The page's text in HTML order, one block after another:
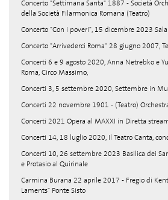
Concerto "Settimana Santa" 1887 - Società
della Società Filarmonica Romana (Teatro)
Concerto "Con i poveri", 15 dicembre 2023
Concerto "Arrivederci Roma" 28 giugno 2007,
Concerti 6 e 9 agosto 2020, Anna Netrebko e
Roma, Circo Massimo,
Concerti 3, 5 settembre 2020, Settembre in
Concerti 22 novembre 1901 - (Teatro)
Concerti 2021 Opera al MAXXI in Diretta
Concerti 14, 18 luglio 2020, Il Teatro Canta,
Concerti 10, 26 settembre 2023 Basilica dei
e Protasio al Quirinale
Carmina Burana 22 aprile 2017 - Fregio di
Laments" Ponte Sisto